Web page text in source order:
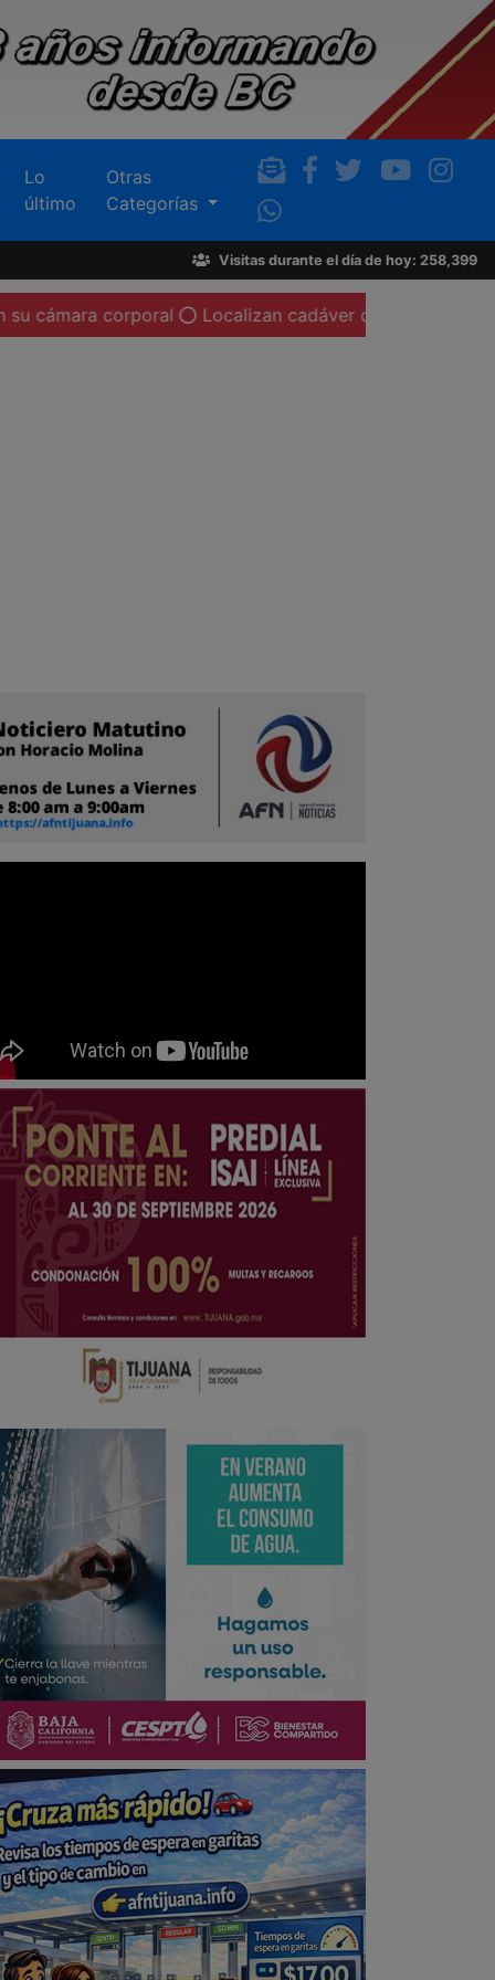
Lo
último
Otras
Categorías
Visitas durante el día de hoy: 258,399
Localizan cadáver de una mujer calcinada en la